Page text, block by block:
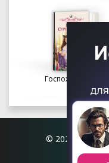
Госпожа портниха
© 2026